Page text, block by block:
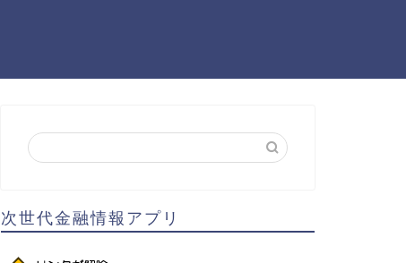
次世代金融情報アプリ